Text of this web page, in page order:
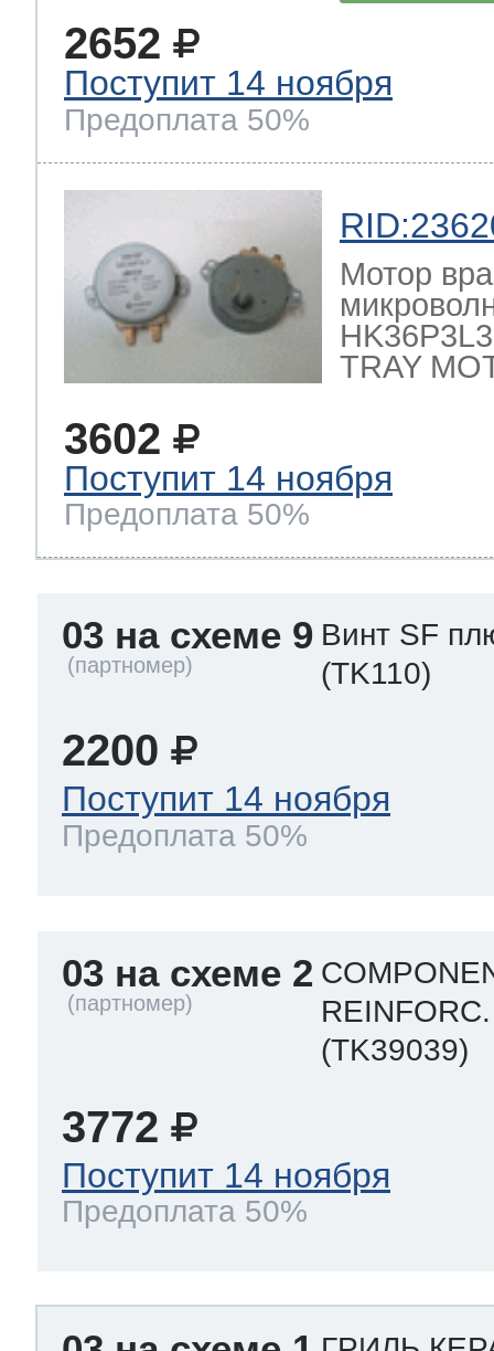
2652
Поступит 14 ноября
Предоплата 50%
Мотор
TRAY
3602
Поступит 14 ноября
Предоплата 50%
03 на схеме 9 Винт SF
(TK110)
2200
Поступит 14 ноября
Предоплата 50%
03 на схеме 2
(TK39039)
3772
Поступит 14 ноября
Предоплата 50%